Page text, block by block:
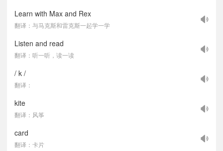
Learn with Max and Rex
翻译：与马克斯和雷克斯一起学一学
Listen and read
翻译：听一听，读一读
/ k /
翻译：
kite
翻译：风筝
card
翻译：卡片